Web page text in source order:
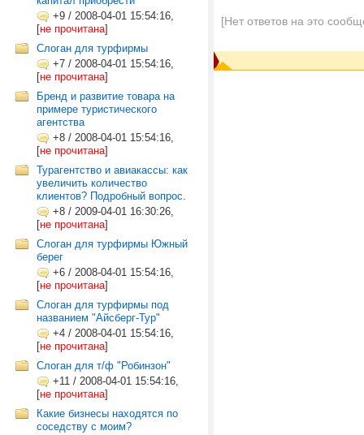
+9 / 2008-04-01 15:54:16,
[не прочитана]
Cлоган для турфирмы
+7 / 2008-04-01 15:54:16,
[не прочитана]
Бренд и развитие товара на
примере туристического
агентства
+8 / 2008-04-01 15:54:16,
[не прочитана]
Турагентство и авиакассы: как
увеличить количество
клиентов? Подробный вопрос.
+8 / 2009-04-01 16:30:26,
[не прочитана]
Слоган для турфирмы Южный
берег
+6 / 2008-04-01 15:54:16,
[не прочитана]
Слоган для турфирмы под
названием "Айсберг-Тур"
+4 / 2008-04-01 15:54:16,
[не прочитана]
Слоган для т/ф "Робинзон"
+11 / 2008-04-01 15:54:16,
[не прочитана]
Какие бизнесы находятся по
соседству с моим?
[Нет ответов на это